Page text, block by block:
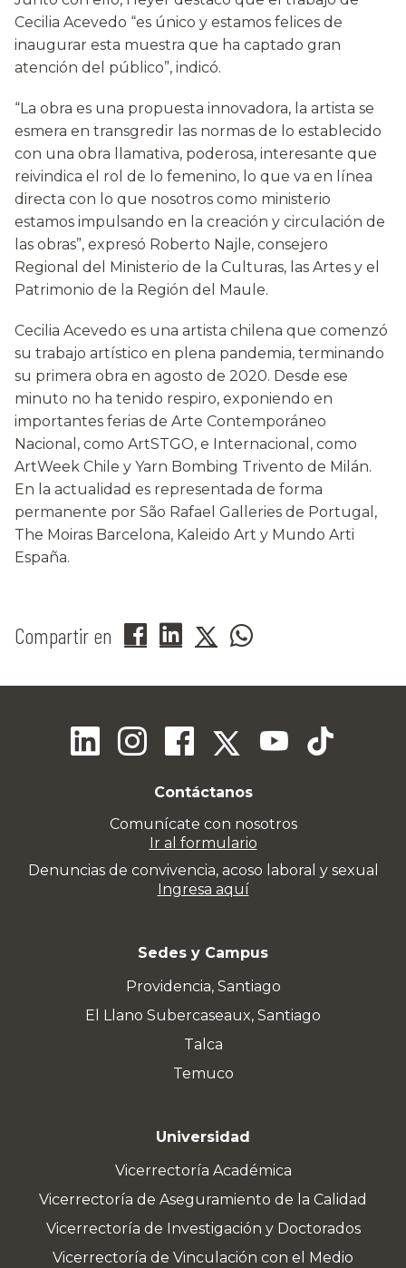
Cecilia Acevedo “es único y estamos felices de
inaugurar esta muestra que ha captado gran
atención del público”, indicó.
“La obra es una propuesta innovadora, la artista se
esmera en transgredir las normas de lo establecido
con una obra llamativa, poderosa, interesante que
reivindica el rol de lo femenino, lo que va en línea
directa con lo que nosotros como ministerio
estamos impulsando en la creación y circulación de
las obras”, expresó Roberto Najle, consejero
Regional del Ministerio de la Culturas, las Artes y el
Patrimonio de la Región del Maule.
Cecilia Acevedo es una artista chilena que comenzó
su trabajo artístico en plena pandemia, terminando
su primera obra en agosto de 2020. Desde ese
minuto no ha tenido respiro, exponiendo en
importantes ferias de Arte Contemporáneo
Nacional, como ArtSTGO, e Internacional, como
ArtWeek Chile y Yarn Bombing Trivento de Milán.
En la actualidad es representada de forma
permanente por São Rafael Galleries de Portugal,
The Moiras Barcelona, Kaleido Art y Mundo Arti
España.
Compartir en
Contáctanos
Comunícate con nosotros
Ir al formulario
Denuncias de convivencia, acoso laboral y sexual
Ingresa aquí
Sedes y Campus
Providencia, Santiago
El Llano Subercaseaux, Santiago
Talca
Temuco
Universidad
Vicerrectoría Académica
Vicerrectoría de Aseguramiento de la Calidad
Vicerrectoría de Investigación y Doctorados
Vicerrectoría de Vinculación con el Medio